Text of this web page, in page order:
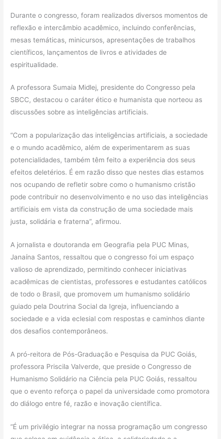
Durante o congresso, foram realizados diversos momentos de
reflexão e intercâmbio acadêmico, incluindo conferências,
mesas temáticas, minicursos, apresentações de trabalhos
científicos, lançamentos de livros e atividades de
espiritualidade.
A professora Sumaia Midlej, presidente do Congresso pela
SBCC, destacou o caráter ético e humanista que norteou as
discussões sobre as inteligências artificiais.
“Com a popularização das inteligências artificiais, a sociedade
e o mundo acadêmico, além de experimentarem as suas
potencialidades, também têm feito a experiência dos seus
efeitos deletérios. É em razão disso que nestes dias estamos
nos ocupando de refletir sobre como o humanismo cristão
pode contribuir no desenvolvimento e no uso das inteligências
artificiais em vista da construção de uma sociedade mais
justa, solidária e fraterna”, afirmou.
A jornalista e doutoranda em Geografia pela PUC Minas,
Janaína Santos, ressaltou que o congresso foi um espaço
valioso de aprendizado, permitindo conhecer iniciativas
acadêmicas de cientistas, professores e estudantes católicos
de todo o Brasil, que promovem um humanismo solidário
guiado pela Doutrina Social da Igreja, influenciando a
sociedade e a vida eclesial com respostas e caminhos diante
dos desafios contemporâneos.
A pró-reitora de Pós-Graduação e Pesquisa da PUC Goiás,
professora Priscila Valverde, que preside o Congresso de
Humanismo Solidário na Ciência pela PUC Goiás, ressaltou
que o evento reforça o papel da universidade como promotora
do diálogo entre fé, razão e inovação científica.
“É um privilégio integrar na nossa programação um congresso